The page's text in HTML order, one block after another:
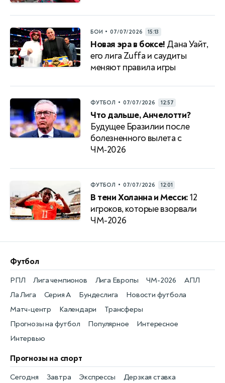
БОИ • 07/07/2026 15:13
Новая эра в боксе! Дана Уайт,
его лига Zuffa и саудиты
меняют правила игры
ФУТБОЛ • 07/07/2026 12:57
Что дальше, Анчелотти?
Будущее Бразилии после
болезненного вылета с
ЧМ‑2026
ФУТБОЛ • 07/07/2026 12:01
В тени Холанна и Месси:12
игроков, которые взорвали
ЧМ-2026
Футбол
Новости футбола
РПЛ
Матч-центр
Лига чемпионов
Календари
Лига Европы
Трансферы
ЧМ-2026
Прогнозы на футбол
АПЛ
Популярное
Ла Лига
Интересное
Серия А
Интервью
Бундеслига
Прогнозы на спорт
Сегодня
Завтра Экспрессы Дерзкая ставка